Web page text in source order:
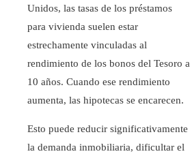
Unidos, las tasas de los préstamos
para vivienda suelen estar
estrechamente vinculadas al
rendimiento de los bonos del Tesoro a
10 años. Cuando ese rendimiento
aumenta, las hipotecas se encarecen.
Esto puede reducir significativamente
la demanda inmobiliaria, dificultar el